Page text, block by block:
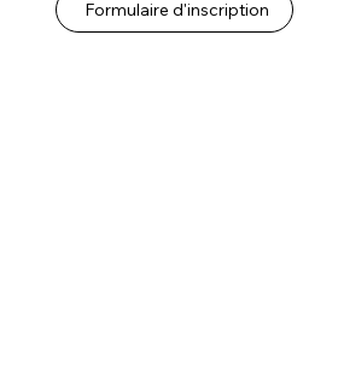
Formulaire d'inscription